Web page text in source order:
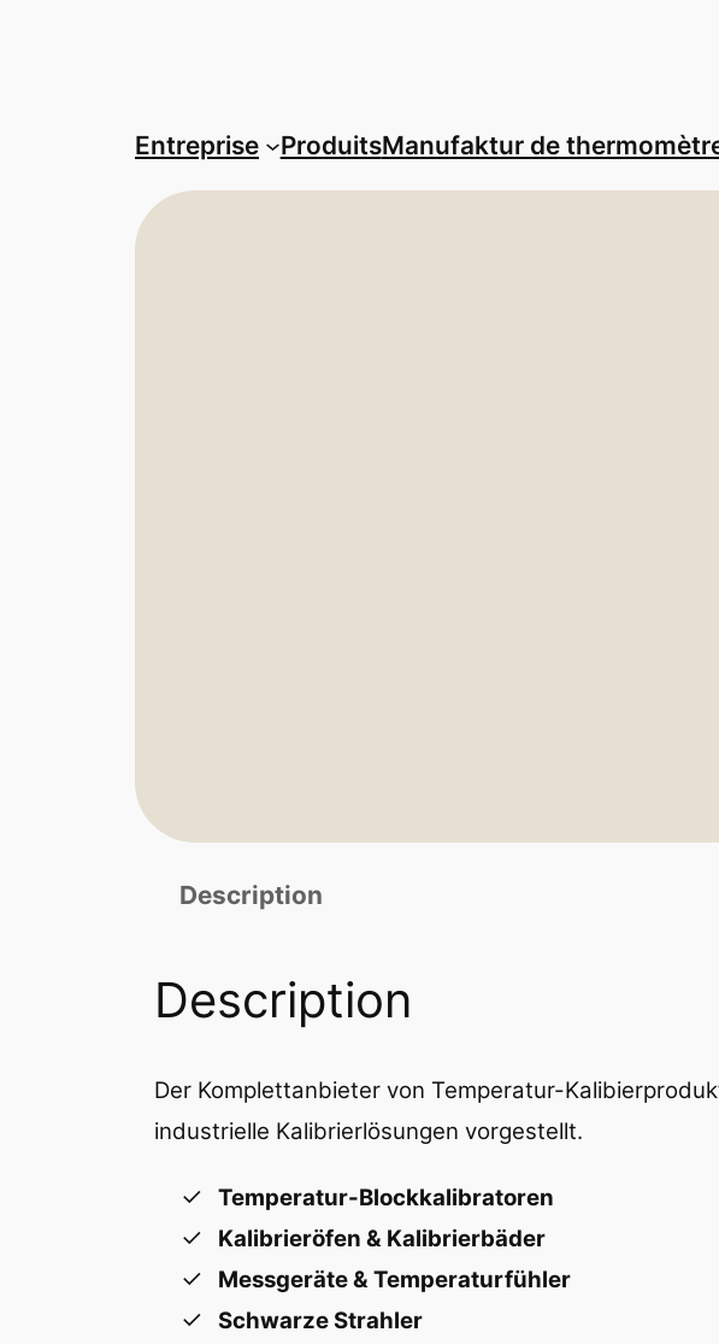
Entreprise ProduitsManufaktur de
Description
Description
Der Komplettanbieter von Temperatur-
industrielle Kalibrierlösungen vorgestellt.
Temperatur-Blockkalibratoren
Kalibrieröfen & Kalibrierbäder
Messgeräte & Temperaturfühler
Schwarze Strahler